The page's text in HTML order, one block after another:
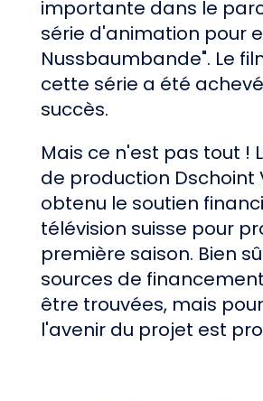
importante dans le
série d'animation pour
Nussbaumbande". Le
cette série a été
succès.
Mais ce n'est pas tout !
de production Dschoint
obtenu le soutien
télévision suisse pour
première saison. Bien
sources de
être trouvées, mais
l'avenir du projet est